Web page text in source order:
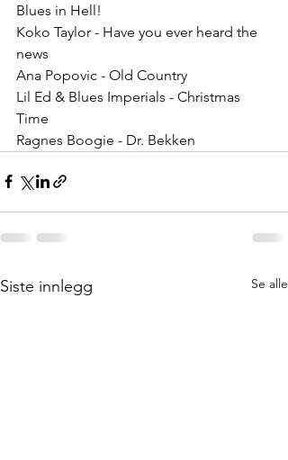
Blues in Hell!
Koko Taylor - Have you ever heard the
news
Ana Popovic - Old Country
Lil Ed & Blues Imperials - Christmas
Time
Ragnes Boogie - Dr. Bekken
Siste innlegg Se alle